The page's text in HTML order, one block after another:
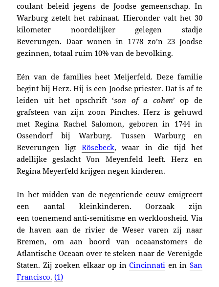
coulant beleid jegens de Joodse gemeenschap. In
Warburg zetelt het rabinaat. Hieronder valt het 30
kilometer noordelijker gelegen stadje
Beverungen. Daar wonen in 1778 zo’n 23 Joodse
gezinnen, totaal ruim 10% van de bevolking.
Eén van de families heet Meijerfeld. Deze familie
begint bij Herz. Hij is een Joodse priester. Dat is af te
leiden uit het opschrift ‘son of a cohen’ op de
grafsteen van zijn zoon Pinches. Herz is gehuwd
met Regina Rachel Salomon, geboren in 1744 in
Ossendorf bij Warburg. Tussen Warburg en
Beverungen ligtRösebeck, waar in die tijd het
adellijke geslacht Von Meyenfeld leeft. Herz en
Regina Meyerfeld krijgen negen kinderen.
In het midden van de negentiende eeuw emigreert
een aantal kleinkinderen. Oorzaak zijn
een toenemend anti-semitisme en werkloosheid. Via
de haven aan de rivier de Weser varen zij naar
Bremen, om aan boord van oceaanstomers de
Atlantische Oceaan over te steken naar de Ver­enig­de
Staten. Zij zoeken elkaar op inCincinnati en in San
Francisco. (1)